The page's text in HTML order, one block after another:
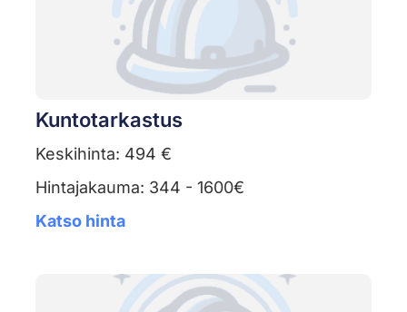
Kuntotarkastus
Keskihinta: 494 €
Hintajakauma: 344 - 1600€
Katso hinta